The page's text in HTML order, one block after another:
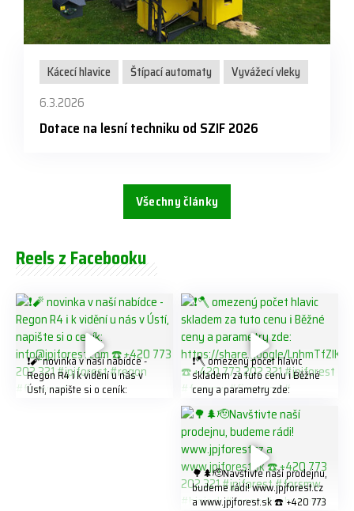
Kácecí hlavice Štípací automaty
Vyvážecí vleky
6.3.2026
Dotace na lesní techniku od SZIF 2026
Všechny články
Reels z Facebooku
❗️🧨 novinka v naší nabídce -
Regon R4 ℹ️ k vidění u nás v
Ústí, napište si o ceník:
❗️🪓 omezený počet hlavic
skladem za tuto cenu ℹ️ Běžné
ceny a parametry zde:
K8W5t7i6o ☎️ +420 773 202
321 #jpjforest #forsmw
#firewood #
🌳🌲🫡Navštivte naší prodejnu,
budeme rádi! www.jpjforest.cz
a www.jpjforest.sk ☎️ +420 773